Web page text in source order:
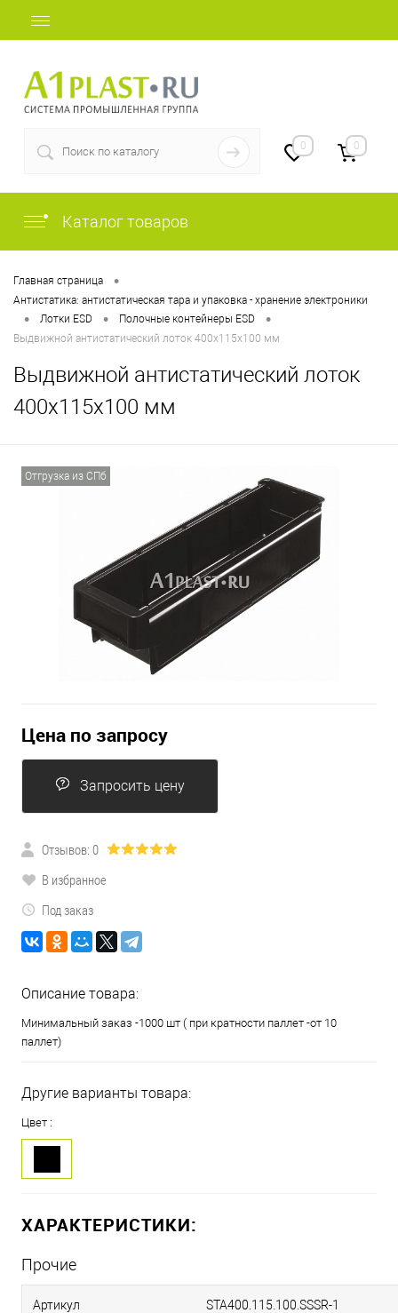
0 0
Каталог товаров
Главная страница •
Антистатика: антистатическая тара и упаковка - хранение электроники
• Лотки ESD • Полочные контейнеры ESD •
Выдвижной антистатический лоток 400х115х100 мм
Выдвижной антистатический лоток
400х115х100 мм
Отгрузка из СПб
Цена по запросу
Запросить цену
Отзывов: 0
В избранное
Под заказ
Описание товара:
Минимальный заказ -1000 шт ( при кратности паллет -от 10
паллет)
Другие варианты товара:
Цвет :
ХАРАКТЕРИСТИКИ:
Прочие
Артикул STA400.115.100.SSSR-1